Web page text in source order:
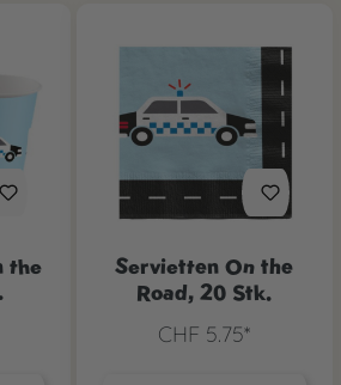
the
Servietten On the
Road, 20 Stk.
CHF 5.75*